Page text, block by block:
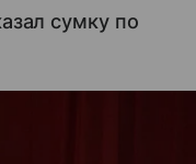
сумку по